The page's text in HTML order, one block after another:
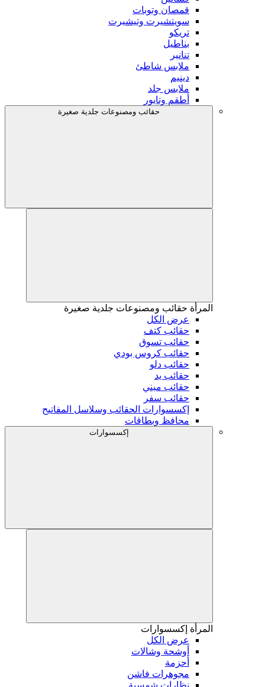
قمصان وتوبات
سويتشيرت وتيشيرت
تريكو
بناطيل
تنانير
ملابس شاطئ
دينيم
ملابس جلد
أطقم وتايور
حقائب ومصنوعات جلدية صغيرة
المرأة حقائب ومصنوعات جلدية صغيرة
عرض الكل
حقائب كتف
حقائب تسوق
حقائب كروس بودي
حقائب دلو
حقائب يد
حقائب ميني
حقائب سفر
إكسسوارات الحقائب وسلاسل المفاتيح
محافظ وبطاقات
إكسسوارات
المرأة إكسسوارات
عرض الكل
أوشحة وشالات
أحزمة
مجوهرات فاشن
نظارات شمسية